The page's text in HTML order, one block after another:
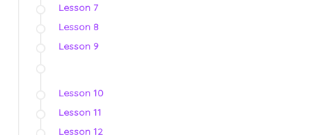
Lesson 7
Lesson 8
Lesson 9
Lesson 10
Lesson 11
Lesson 12